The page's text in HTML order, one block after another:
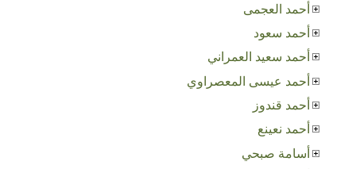
أحمد العجمى
أحمد سعود
أحمد سعيد العمراني
أحمد عيسى المعصراوي
أحمد قندوز
أحمد نعينع
أسامة صبحي